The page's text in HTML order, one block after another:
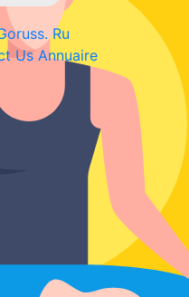
Ru
UsAnnuaire